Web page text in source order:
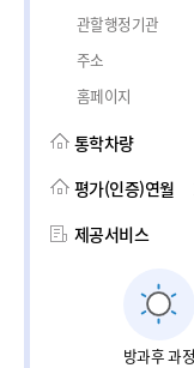
관할행정기관
주소
홈페이지
통학차량
평가(인증)연월
제공서비스
방과후 과정